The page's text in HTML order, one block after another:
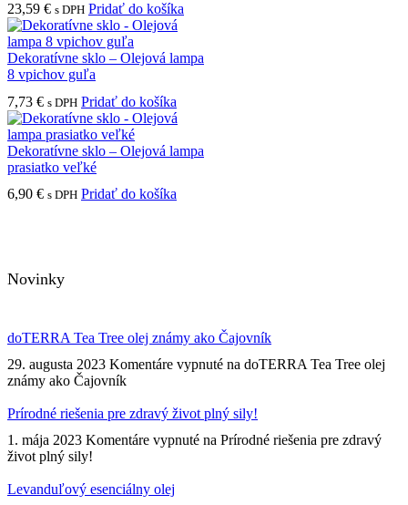
23,59 € s DPH Pridať do košíka
Dekoratívne sklo – Olejová lampa
8 vpichov guľa
7,73 € s DPH Pridať do košíka
Dekoratívne sklo – Olejová lampa
prasiatko veľké
6,90 € s DPH Pridať do košíka
Novinky
doTERRA Tea Tree olej známy ako Čajovník
29. augusta 2023 Komentáre vypnuté na doTERRA Tea Tree olej
známy ako Čajovník
Prírodné riešenia pre zdravý život plný sily!
1. mája 2023 Komentáre vypnuté na Prírodné riešenia pre zdravý
život plný sily!
Levanduľový esenciálny olej